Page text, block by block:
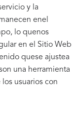
y la
enel
lo quenos
en el Sitio Web
quese ajustea
una herramienta
usuarios con